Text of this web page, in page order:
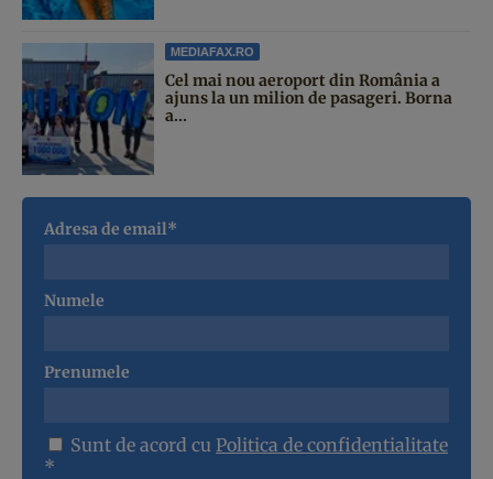
MEDIAFAX.RO
Cel mai nou aeroport din România a
ajuns la un milion de pasageri. Borna
a...
Adresa de email*
Numele
Prenumele
Sunt de acord cu Politica de confidentialitate
*